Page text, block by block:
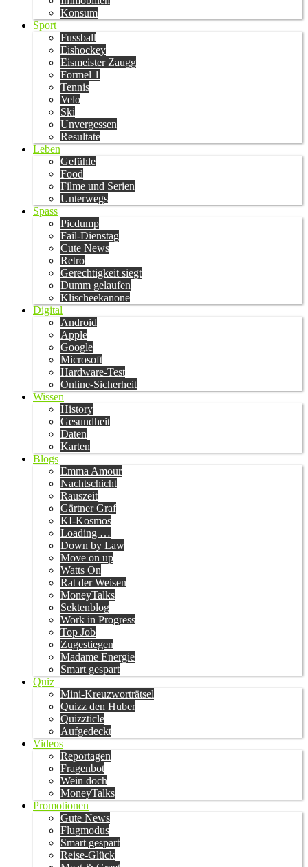
Konsum
Sport
Fussball
Eishockey
Eismeister Zaugg
Formel 1
Tennis
Velo
Ski
Unvergessen
Resultate
Leben
Gefühle
Food
Filme und Serien
Unterwegs
Spass
Picdump
Fail-Dienstag
Cute News
Retro
Gerechtigkeit siegt
Dumm gelaufen
Klischeekanone
Digital
Android
Apple
Google
Microsoft
Hardware-Test
Online-Sicherheit
Wissen
History
Gesundheit
Daten
Karten
Blogs
Emma Amour
Nachtschicht
Rauszeit
Gärtner Graf
KI-Kosmos
Loading …
Down by Law
Move on up
Watts On
Rat der Weisen
MoneyTalks
Sektenblog
Work in Progress
Top Job
Zugestiegen
Madame Energie
Smart gespart
Quiz
Mini-Kreuzworträtsel
Quizz den Huber
Quizzticle
Aufgedeckt
Videos
Reportagen
Fragenbot
Wein doch
MoneyTalks
Promotionen
Gute News
Flugmodus
Smart gespart
Reise-Glück